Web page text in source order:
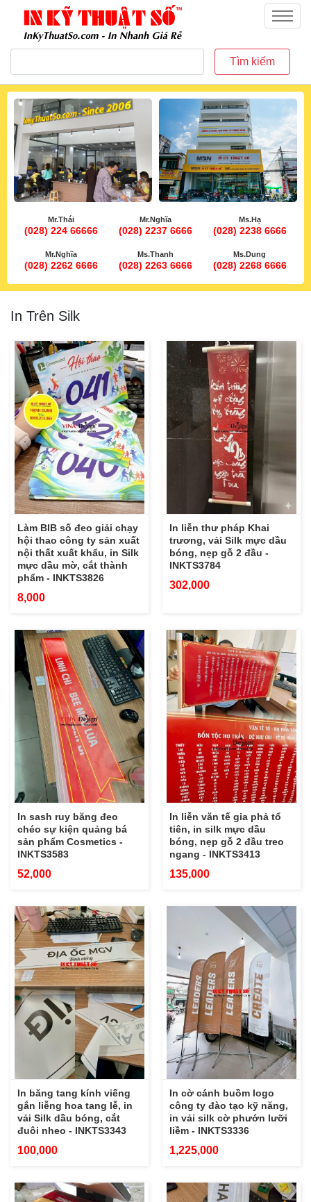
inkythuatso.com
Menu
Tìm kiếm
Mr.Thái
(028) 224 66666
Mr.Nghĩa
(028) 2237 6666
Ms.Hạ
(028) 2238 6666
Mr.Nghĩa
(028) 2262 6666
Ms.Thanh
(028) 2263 6666
Ms.Dung
(028) 2268 6666
In Trên Silk
Làm BIB số đeo giải chạy
hội thao công ty sản xuất
nội thất xuất khẩu, in Silk
mực dầu mờ, cắt thành
phẩm - INKTS3826
8,000
In liễn thư pháp Khai
trương, vải Silk mực dầu
bóng, nẹp gỗ 2 đầu -
INKTS3784
302,000
In sash ruy băng đeo
chéo sự kiện quảng bá
sản phẩm Cosmetics -
INKTS3583
52,000
In liễn văn tế gia phả tổ
tiên, in silk mực dầu
bóng, nẹp gỗ 2 đầu treo
ngang - INKTS3413
135,000
In băng tang kính viếng
gắn liễng hoa tang lễ, in
vải Silk dầu bóng, cắt
đuôi nheo - INKTS3343
100,000
In cờ cánh buồm logo
công ty đào tạo kỹ năng,
in vải silk cờ phướn lưỡi
liềm - INKTS3336
1,225,000